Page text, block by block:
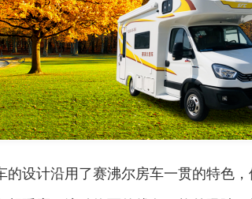
的设计沿用了赛沸尔房车一贯的特色